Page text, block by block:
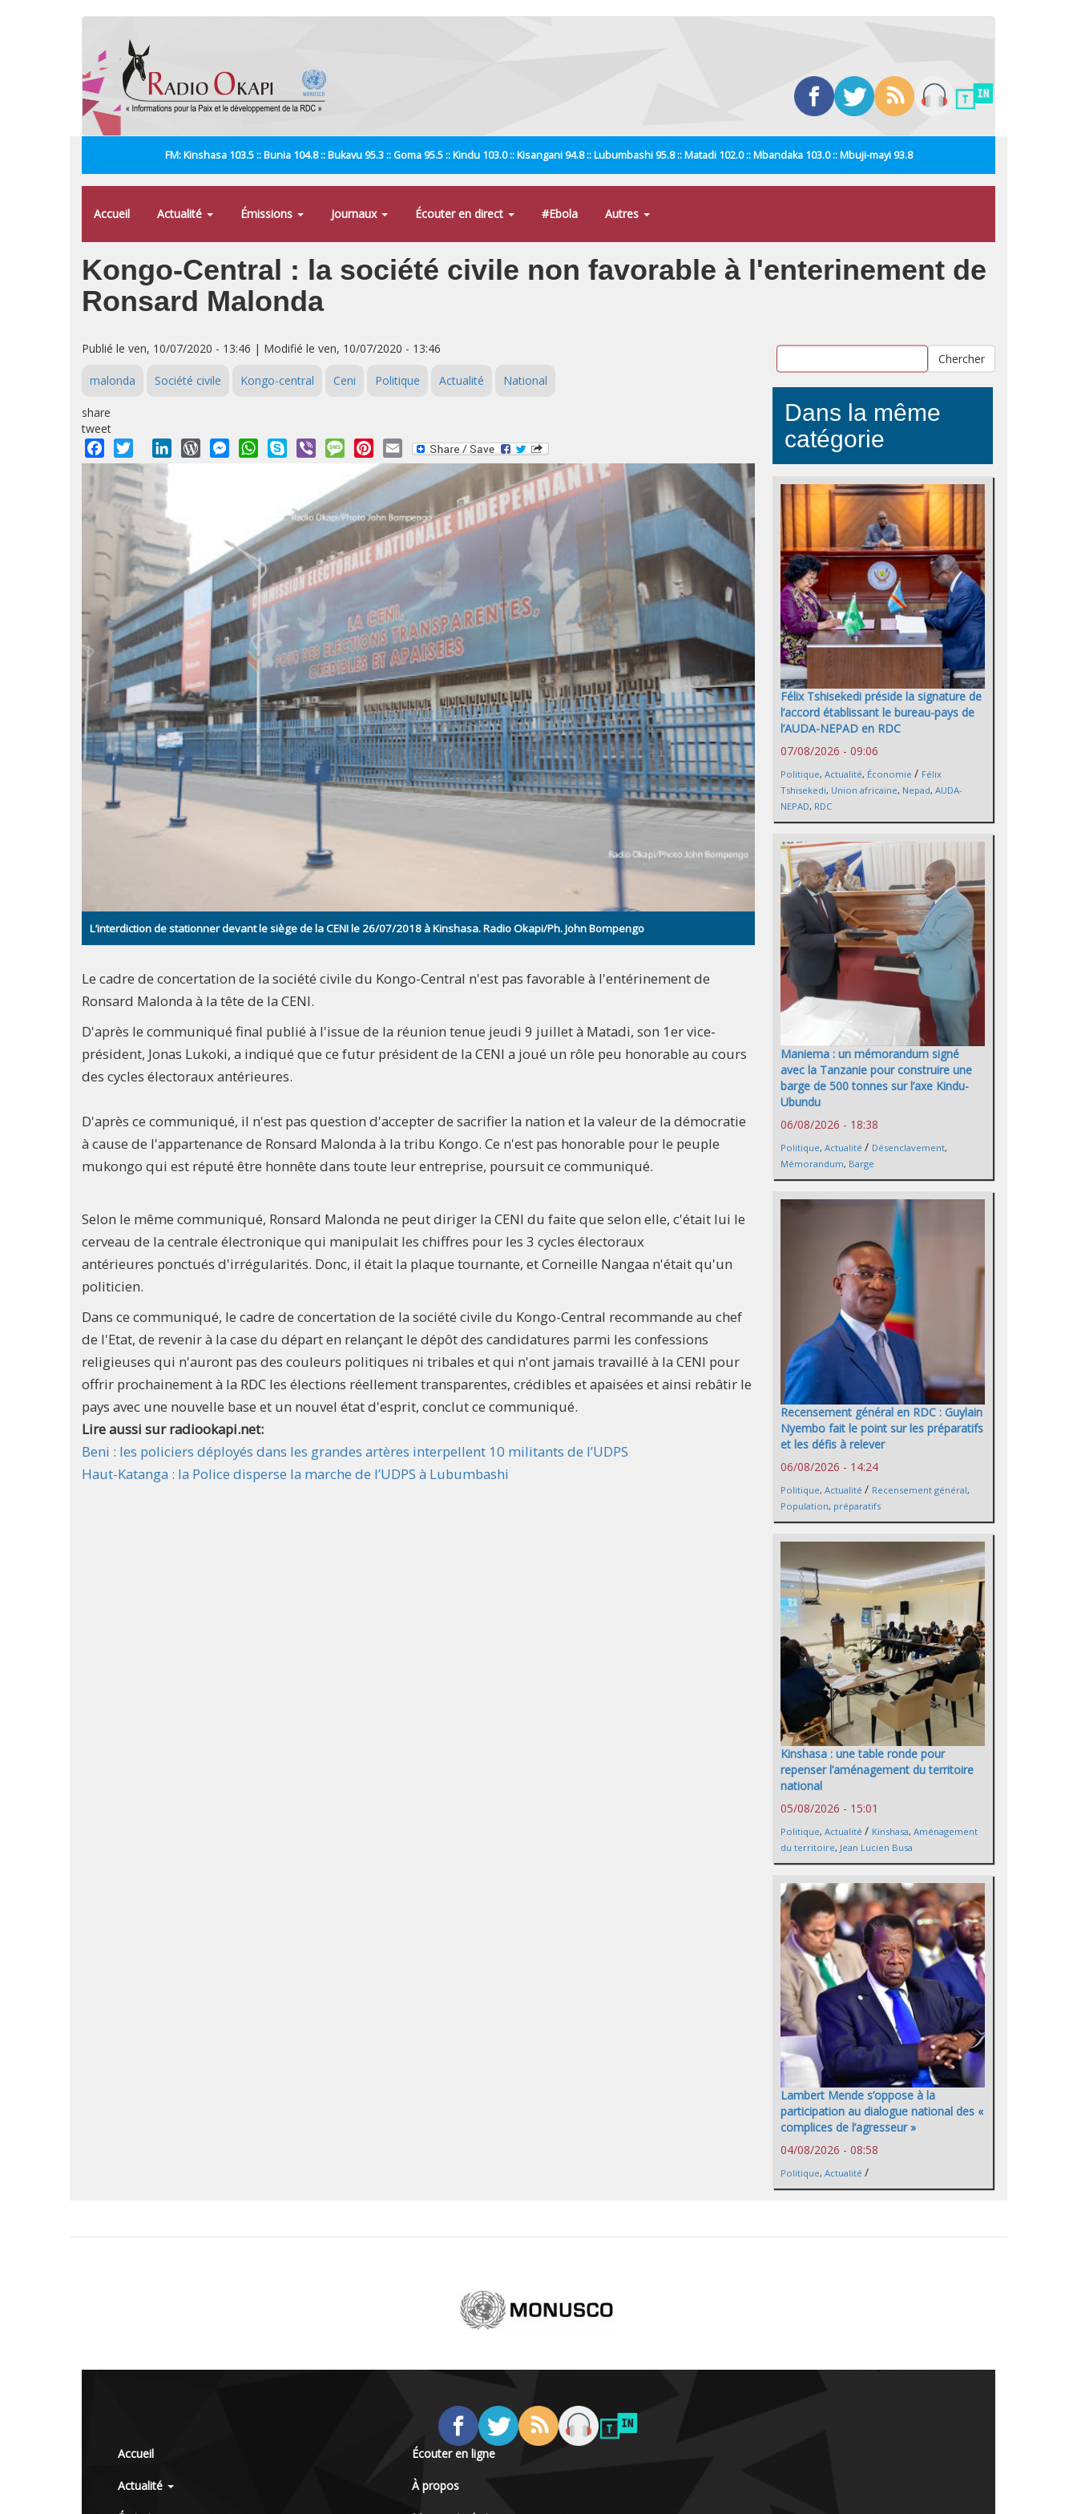
FM: Kinshasa 103.5 :: Bunia 104.8 :: Bukavu 95.3 :: Goma 95.5 :: Kindu 103.0 :: Kisangani 94.8 :: Lubumbashi 95.8 :: Matadi 102.0 :: Mbandaka 103.0 :: Mbuji-mayi 93.8
Accueil Actualité Émissions Journaux Écouter en direct #Ebola Autres
Kongo-Central : la société civile non favorable à l'enterinement de
Ronsard Malonda
Publié le ven, 10/07/2020 - 13:46 | Modifié le ven, 10/07/2020 - 13:46
malonda Société civile Kongo-central Ceni Politique Actualité National
share
tweet
Facebook
Twitter LinkedInWordPressMessengerWhatsApp
Skype Viber MessagePinterest
Email
L’interdiction de stationner devant le siège de la CENI le 26/07/2018 à Kinshasa. Radio Okapi/Ph. John Bompengo
Le cadre de concertation de la société civile du Kongo-Central n'est pas favorable à l'entérinement de
Ronsard Malonda à la tête de la CENI.
D'après le communiqué final publié à l'issue de la réunion tenue jeudi 9 juillet à Matadi, son 1er vice-
président, Jonas Lukoki, a indiqué que ce futur président de la CENI a joué un rôle peu honorable au cours
des cycles électoraux antérieures.
D'après ce communiqué, il n'est pas question d'accepter de sacrifier la nation et la valeur de la démocratie
à cause de l'appartenance de Ronsard Malonda à la tribu Kongo. Ce n'est pas honorable pour le peuple
mukongo qui est réputé être honnête dans toute leur entreprise, poursuit ce communiqué.
Selon le même communiqué, Ronsard Malonda ne peut diriger la CENI du faite que selon elle, c'était lui le
cerveau de la centrale électronique qui manipulait les chiffres pour les 3 cycles électoraux
antérieures ponctués d'irrégularités. Donc, il était la plaque tournante, et Corneille Nangaa n'était qu'un
politicien.
Dans ce communiqué, le cadre de concertation de la société civile du Kongo-Central recommande au chef
de l'Etat, de revenir à la case du départ en relançant le dépôt des candidatures parmi les confessions
religieuses qui n'auront pas des couleurs politiques ni tribales et qui n'ont jamais travaillé à la CENI pour
offrir prochainement à la RDC les élections réellement transparentes, crédibles et apaisées et ainsi rebâtir le
pays avec une nouvelle base et un nouvel état d'esprit, conclut ce communiqué.
Lire aussi sur radiookapi.net:
Beni : les policiers déployés dans les grandes artères interpellent 10 militants de l’UDPS
Haut-Katanga : la Police disperse la marche de l’UDPS à Lubumbashi
Chercher
Dans la même
catégorie
Félix Tshisekedi préside la signature de
l’accord établissant le bureau-pays de
l’AUDA-NEPAD en RDC
07/08/2026 - 09:06
Politique, Actualité, Économie / Félix
Tshisekedi, Union africaine, Nepad, AUDA-
NEPAD, RDC
Maniema : un mémorandum signé
avec la Tanzanie pour construire une
barge de 500 tonnes sur l’axe Kindu-
Ubundu
06/08/2026 - 18:38
Politique, Actualité / Désenclavement,
Mémorandum, Barge
Recensement général en RDC : Guylain
Nyembo fait le point sur les préparatifs
et les défis à relever
06/08/2026 - 14:24
Politique, Actualité / Recensement général,
Population, préparatifs
Kinshasa : une table ronde pour
repenser l’aménagement du territoire
national
05/08/2026 - 15:01
Politique, Actualité / Kinshasa, Aménagement
du territoire, Jean Lucien Busa
Lambert Mende s’oppose à la
participation au dialogue national des «
complices de l’agresseur »
04/08/2026 - 08:58
Politique, Actualité /
Accueil
Actualité
Écouter en ligne
À propos